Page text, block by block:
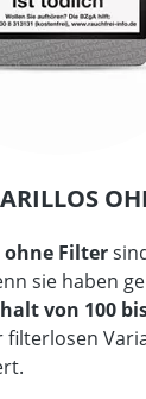
ohne Filter
sie haben
von 100